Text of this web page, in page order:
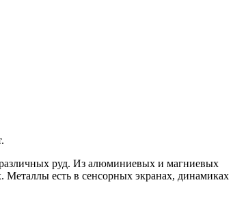
различных руд. Из алюминиевых и магниевых
Металлы есть в сенсорных экранах, динамиках